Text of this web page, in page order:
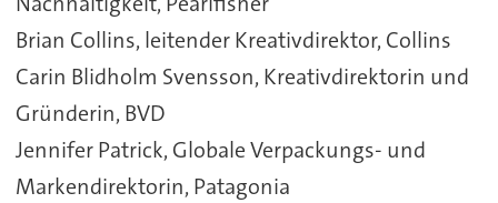
Brian Collins, leitender Kreativdirektor, Collins
Carin Blidholm Svensson, Kreativdirektorin und
Gründerin, BVD
Jennifer Patrick, Globale Verpackungs- und
Markendirektorin, Patagonia